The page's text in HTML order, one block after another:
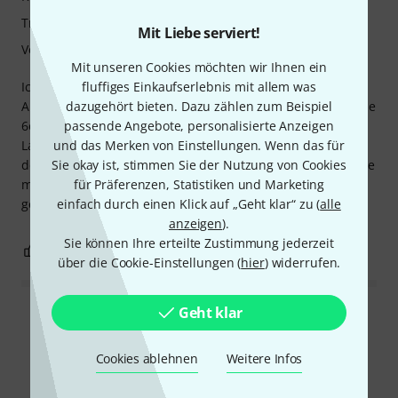
Mit Liebe serviert!
Mit unseren Cookies möchten wir Ihnen ein
fluffiges Einkaufserlebnis mit allem was
dazugehört bieten. Dazu zählen zum Beispiel
passende Angebote, personalisierte Anzeigen
und das Merken von Einstellungen. Wenn das für
Sie okay ist, stimmen Sie der Nutzung von Cookies
für Präferenzen, Statistiken und Marketing
einfach durch einen Klick auf „Geht klar“ zu (alle
anzeigen).
Sie können Ihre erteilte Zustimmung jederzeit
über die Cookie-Einstellungen (hier) widerrufen.
Geht klar
Cookies ablehnen Weitere Infos
Ich habe derzeit die Filter in 12, 18 und 25 dB Ausführung.
Als Drummer wirklich gut. Ich werde mir vmtl. bald noch die
6er und 9er Ausführung besorgen. Ich merke, bis auf die
Lautstärke, keine nennenswerten Unterschiede zwischen
den Ausführungen. Die Klarheit bleibt vorhanden, das erste
mal höre ich den Attack meiner Bass Drum richtig gut. Mir
gefällts!
Tragekomfort
Verarbeitung
0 BEWERTUNG MELDEN
Alle Bewertungen lesen